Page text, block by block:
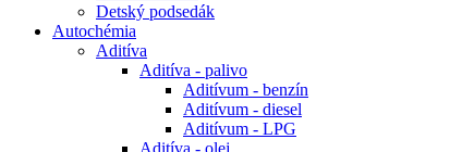
Detský podsedák
Autochémia
Aditíva
Aditíva - palivo
Aditívum - benzín
Aditívum - diesel
Aditívum - LPG